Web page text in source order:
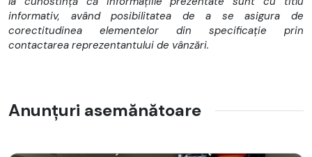
informativ, având posibilitatea de a se asigura de
corectitudinea elementelor din specificație prin
contactarea reprezentantului de vânzări.
Anunțuri asemănătoare